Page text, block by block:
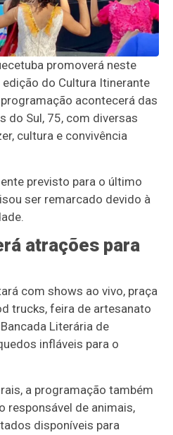
promoverá neste
do Cultura Itinerante
acontecerá das
do Sul, 75, com diversas
cultura e convivência
previsto para o último
ser remarcado devido à
atrações para
com shows ao vivo, praça
trucks, feira de artesanato
Literária de
infláveis para o
a programação também
responsável de animais,
disponíveis para